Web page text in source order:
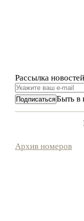
Рассылка новостей
Быть в
Архив номеров